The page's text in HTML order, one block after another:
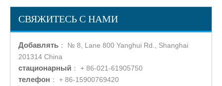
СВЯЖИТЕСЬ С НАМИ
Добавлять ： № 8, Lane 800 Yanghui Rd., Shanghai
201314 China
стационарный ： + 86-021-61905750
телефон ： + 86-15900769420